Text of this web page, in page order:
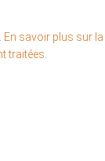
En savoir plus sur la
traitées